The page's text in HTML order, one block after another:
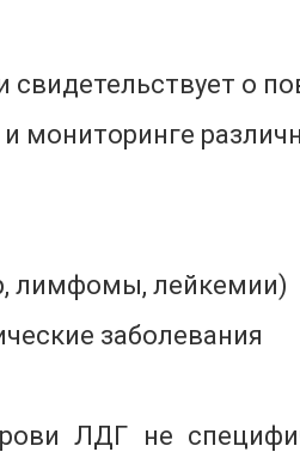
о
мониторинге
лимфомы, лейкемии)
заболевания
ЛДГ не